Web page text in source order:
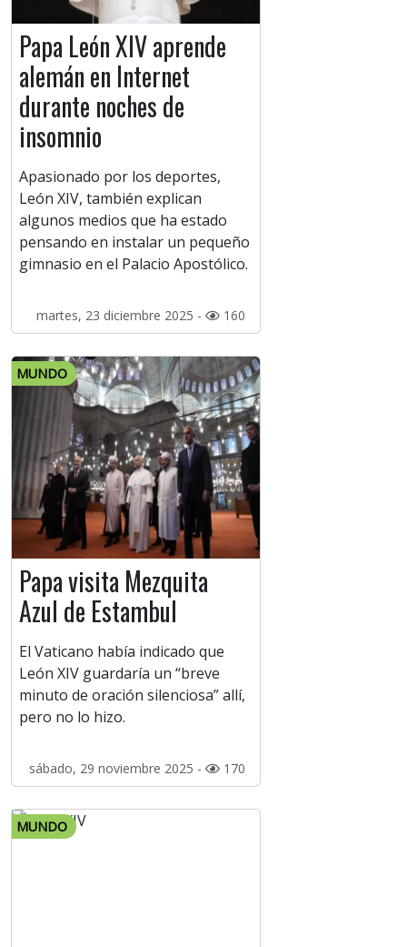
Papa León XIV aprende
alemán en Internet
durante noches de
insomnio
Apasionado por los deportes,
León XIV, también explican
algunos medios que ha estado
pensando en instalar un pequeño
gimnasio en el Palacio Apostólico.
martes, 23 diciembre 2025 - 160
MUNDO
Papa visita Mezquita
Azul de Estambul
El Vaticano había indicado que
León XIV guardaría un “breve
minuto de oración silenciosa” allí,
pero no lo hizo.
sábado, 29 noviembre 2025 - 170
MUNDO